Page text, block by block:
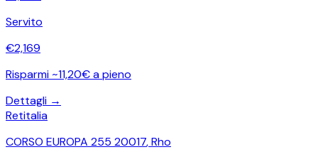
Servito
€2,169
Risparmi ~11,20€ a pieno
Dettagli →
Retitalia
CORSO EUROPA 255 20017,Rho